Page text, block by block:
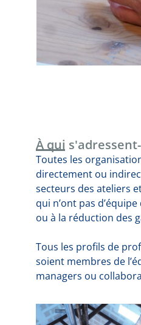
À qui
Toutes les
directement ou
secteurs des ateliers
qui n’ont pas
ou à la réduction des
Tous les profils de
soient membres de
managers ou